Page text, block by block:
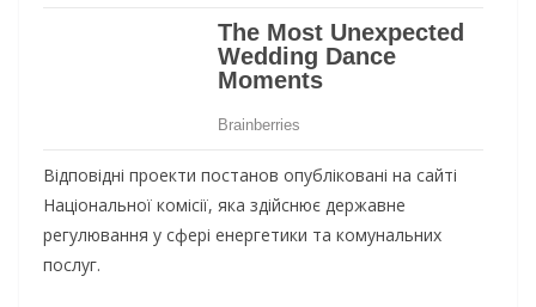
Відповідні проекти постанов опубліковані на сайті
Національної комісії, яка здійснює державне
регулювання у сфері енергетики та комунальних
послуг.